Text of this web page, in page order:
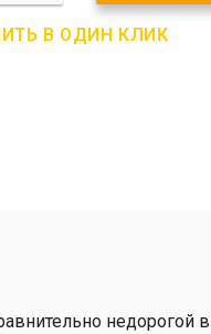
В ОДИН КЛИК
недорогой